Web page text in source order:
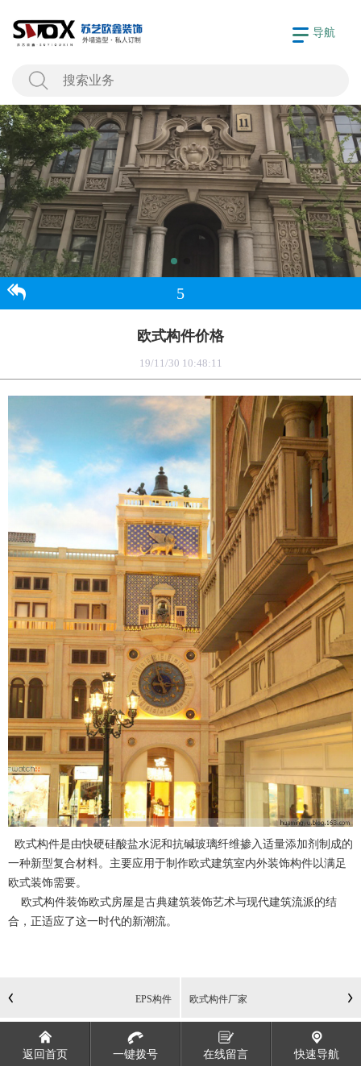
导航
5
欧式构件价格
19/11/30 10:48:11
欧式构件是由快硬硅酸盐水泥和抗碱玻璃纤维掺入适量添加剂制成的
一种新型复合材料。主要应用于制作欧式建筑室内外装饰构件以满足
欧式装饰需要。
欧式构件装饰欧式房屋是古典建筑装饰艺术与现代建筑流派的结
合，正适应了这一时代的新潮流。
EPS构件 欧式构件厂家
返回首页 一键拨号 在线留言 快速导航